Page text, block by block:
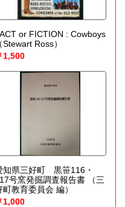
or FICTION : Cowboys
Stewart Ross）
1,500
知県三好町 黒笹116・
号窯発掘調査報告書
（三
町教育委員会 編）
1,000